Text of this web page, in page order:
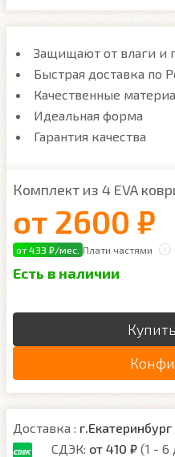
Защищают от влаги и
Быстрая доставка по
Качественные
Идеальная форма
Гарантия качества
Комплект из 4 EVA
от 2600 ₽
от 433 ₽/мес. Плати частями
Есть в наличии
Доставка : г.Екатеринбург
СДЭК: от 410 ₽ (1 - 6